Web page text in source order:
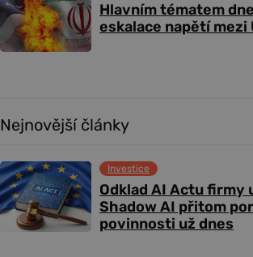
Hlavním tématem
eskalace napětí mezi
Nejnovější články
Odklad AI Actu firmy
Shadow AI přitom
povinnosti už dnes
Investice